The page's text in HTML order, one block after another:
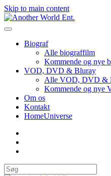
Skip to main content
Biograf
Alle biograffilm
Kommende og nye
VOD, DVD & Bluray
Alle VOD, DVD &
Kommende og
Om os
Kontakt
HomeUniverse